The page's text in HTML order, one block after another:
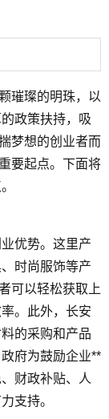
璀璨的明珠，以
政策扶持，吸
梦想的创业者而
要起点。下面将
优势。这里产
时尚服饰等产
可以轻松获取上
。此外，长安
的采购和产品
府为鼓励企业**
财政补贴、人
支持。